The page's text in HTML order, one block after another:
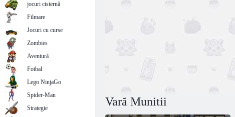
Vară Munitii
jocuri cisternă
Filmare
Jocuri cu curse
Zombies
Aventură
Fotbal
Lego NinjaGo
Spider-Man
Strategie